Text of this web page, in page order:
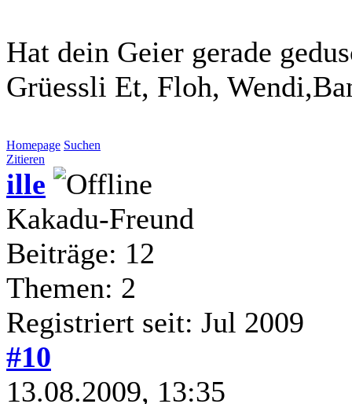
Hat dein Geier gerade
Grüessli Et, Floh,
Homepage Suchen
Zitieren
ille
Kakadu-Freund
Beiträge: 12
Themen: 2
Registriert seit: Jul 2009
#10
13.08.2009, 13:35